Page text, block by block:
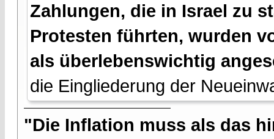
Zahlungen, die in Israel zu
Protesten führten, wurden
als überlebenswichtig
die Eingliederung der
"Die Inflation muss als das